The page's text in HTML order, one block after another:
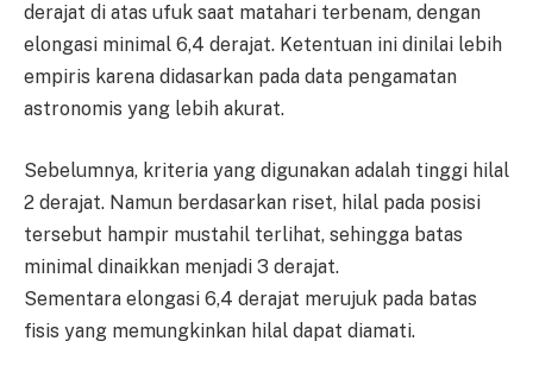
derajat di atas ufuk saat matahari terbenam, dengan
elongasi minimal 6,4 derajat. Ketentuan ini dinilai lebih
empiris karena didasarkan pada data pengamatan
astronomis yang lebih akurat.
Sebelumnya, kriteria yang digunakan adalah tinggi hilal
2 derajat. Namun berdasarkan riset, hilal pada posisi
tersebut hampir mustahil terlihat, sehingga batas
minimal dinaikkan menjadi 3 derajat.
Sementara elongasi 6,4 derajat merujuk pada batas
fisis yang memungkinkan hilal dapat diamati.